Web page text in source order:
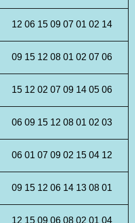
12 06 15 09 07 01 02 14
09 15 12 08 01 02 07 06
15 12 02 07 09 14 05 06
06 09 15 12 08 01 02 03
06 01 07 09 02 15 04 12
09 15 12 06 14 13 08 01
12 15 09 06 08 02 01 04